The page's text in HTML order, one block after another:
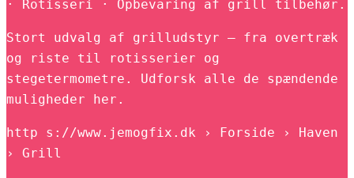
· Rotisseri · Opbevaring af grill tilbehør.
Stort udvalg af grilludstyr – fra overtræk
og riste til rotisserier og
stegetermometre. Udforsk alle de spændende
muligheder her.
http s://www.jemogfix.dk › Forside › Haven
› Grill